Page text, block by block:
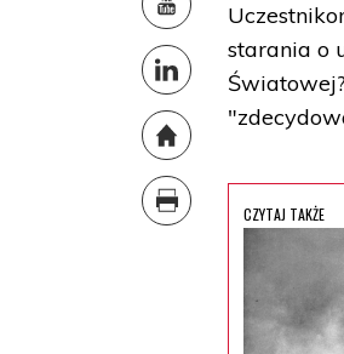
starania o
CZYTAJ TAKŻE